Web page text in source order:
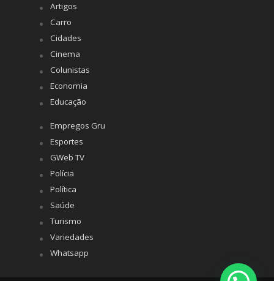
Artigos
Carro
Cidades
Cinema
Colunistas
Economia
Educação
Empregos Gru
Esportes
GWeb TV
Polícia
Política
Saúde
Turismo
Variedades
Whatsapp